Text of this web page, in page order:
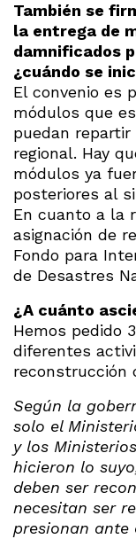
También se
la entrega de
damnificados
¿cuándo se
El convenio es
módulos que
puedan repartir
regional. Hay
módulos ya
posteriores al
En cuanto a la
asignación de
Fondo para
de Desastres
¿A cuánto
Hemos pedido
diferentes
reconstrucción
Según la
solo el
y los
hicieron lo
deben ser
necesitan ser
presionan ante